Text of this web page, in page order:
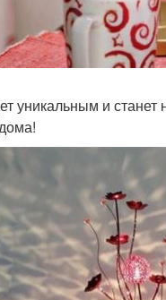
уникальным и